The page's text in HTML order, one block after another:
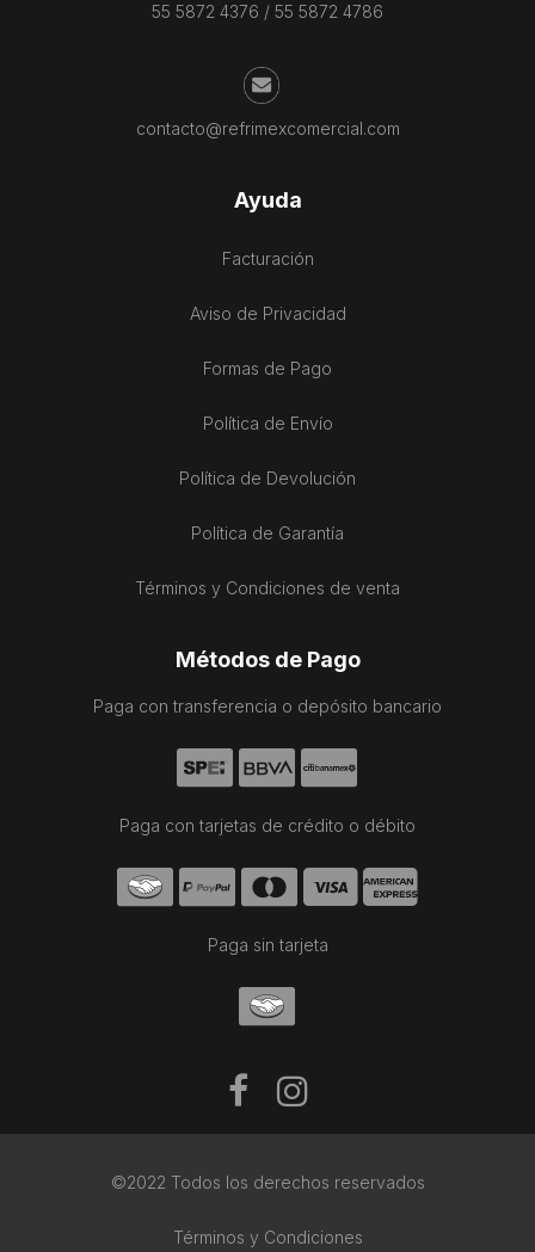
55 5872 4376 / 55 5872 4786
contacto@refrimexcomercial.com
Ayuda
Facturación
Aviso de Privacidad
Formas de Pago
Política de Envío
Política de Devolución
Política de Garantía
Términos y Condiciones de venta
Métodos de Pago
Paga con transferencia o depósito bancario
Paga con tarjetas de crédito o débito
Paga sin tarjeta
©2022 Todos los derechos reservados
Términos y Condiciones